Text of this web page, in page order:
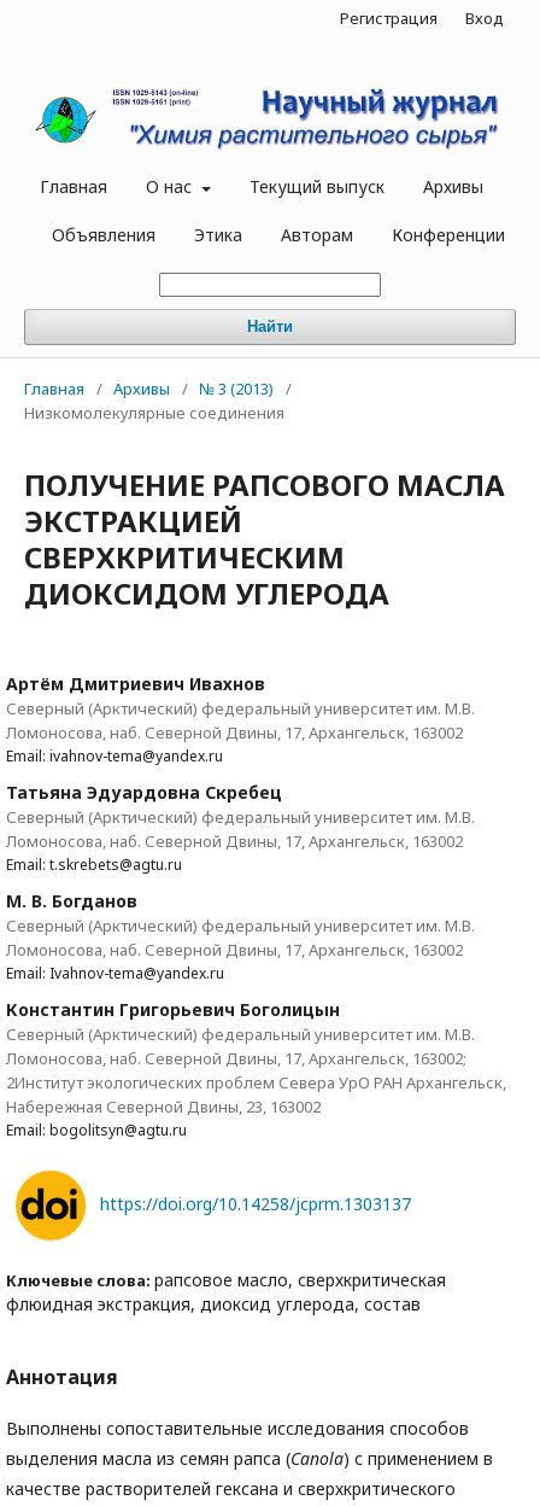
Главная О нас Текущий выпуск Архивы
Объявления Этика Авторам Конференции
Найти
Регистрация Вход
Главная / Архивы / № 3 (2013)
/
Низкомолекулярные соединения
ПОЛУЧЕНИЕ РАПСОВОГО МАСЛА
ЭКСТРАКЦИЕЙ
СВЕРХКРИТИЧЕСКИМ
ДИОКСИДОМ УГЛЕРОДА
Артём Дмитриевич Ивахнов
Северный (Арктический) федеральный университет им. М.В.
Ломоносова, наб. Северной Двины, 17, Архангельск, 163002
Email: ivahnov-tema@yandex.ru
Татьяна Эдуардовна Скребец
Северный (Арктический) федеральный университет им. М.В.
Ломоносова, наб. Северной Двины, 17, Архангельск, 163002
Email: t.skrebets@agtu.ru
М. В. Богданов
Северный (Арктический) федеральный университет им. М.В.
Ломоносова, наб. Северной Двины, 17, Архангельск, 163002
Email: Ivahnov-tema@yandex.ru
Константин Григорьевич Боголицын
Северный (Арктический) федеральный университет им. М.В.
Ломоносова, наб. Северной Двины, 17, Архангельск, 163002;
2Институт экологических проблем Севера УрО РАН Архангельск,
Набережная Северной Двины, 23, 163002
Email: bogolitsyn@agtu.ru
https://doi.org/10.14258/jcprm.1303137
Ключевые слова: рапсовое масло, сверхкритическая
флюидная экстракция, диоксид углерода, состав
Аннотация
Выполнены сопоставительные исследования способов
выделения масла из семян рапса (Canola) с применением в
качестве растворителей гексана и сверхкритического